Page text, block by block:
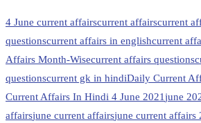
4 June current affairscurrent affairscurrent
questionscurrent affairs in englishcurrent
Affairs Month-Wisecurrent affairs questions
questionscurrent gk in hindiDaily Current
Current Affairs In Hindi 4 June 2021june
affairsjune current affairsjune current affairs